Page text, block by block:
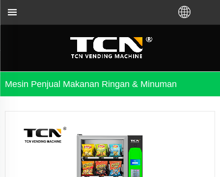
Mesin Penjual Makanan Ringan & Minuman
lokal.Hubungi kami:+86-731-88048300